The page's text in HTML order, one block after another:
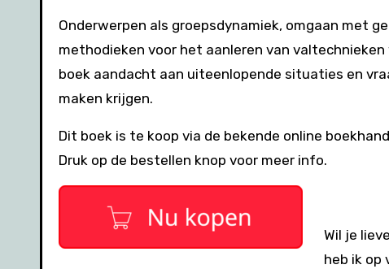
Onderwerpen als groepsdynamiek, omgaan met
methodieken voor het aanleren van
boek aandacht aan uiteenlopende situaties en
maken krijgen.
Dit boek is te koop via de bekende online
Druk op de bestellen knop voor meer info.
Wil je
heb ik op